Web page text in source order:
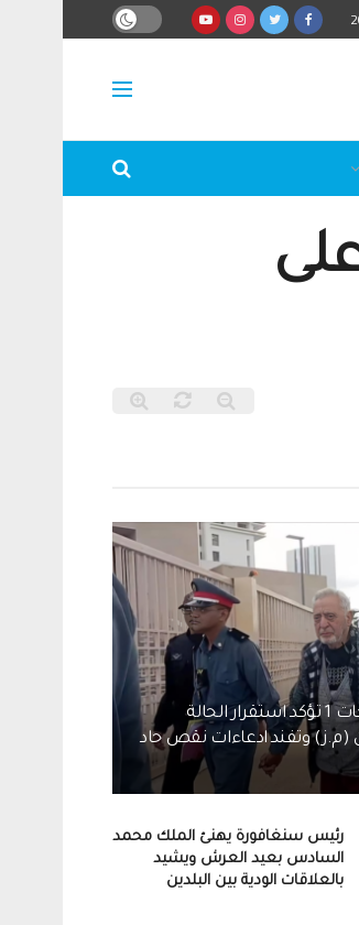
إدارة سجن العرجات 1 تؤكد استقرار الحالة
وتفند ادعاءات نقص حاد
رئيس سنغافورة يهنئ الملك محمد
السادس بعيد العرش ويشيد
بالعلاقات الودية بين البلدين